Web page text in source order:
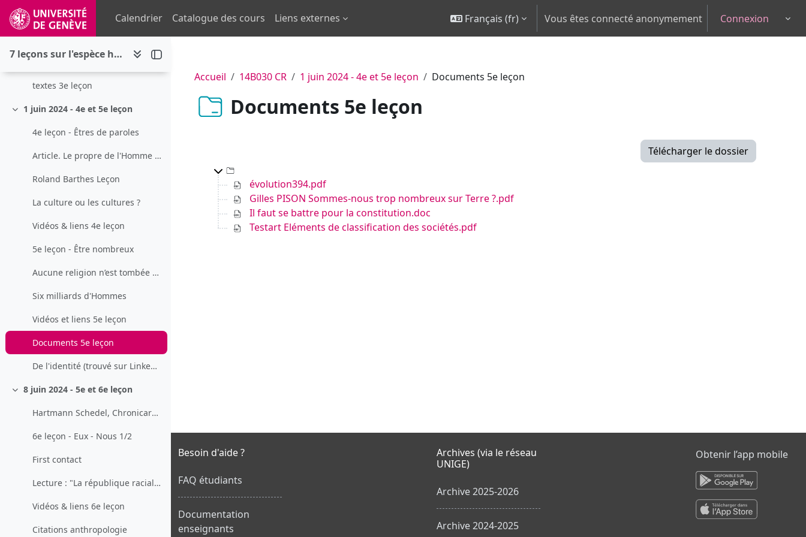
Passer au contenu principal
Calendrier
Catalogue des cours Liens externes Français ‎(fr)‎ Vous êtes connecté anonymement Connexion
7 leçons sur l'espèce humaine : spécificité, variabilité biologique, diversité culturelle et enjeux de société
Qu'est-ce que le language humain ?
Combien de cultures différentes dans le monde ?
3e leçon - Êtres indéterminés
textes 3e leçon
Replier
1 juin 2024 - 4e et 5e leçon
4e leçon - Êtres de paroles
Article. Le propre de l'Homme : le verbe
Roland Barthes Leçon
La culture ou les cultures ?
Vidéos & liens 4e leçon
5e leçon - Être nombreux
Aucune religion n’est tombée du ciel
Six milliards d'Hommes
Vidéos et liens 5e leçon
Documents 5e leçon
De l'identité (trouvé sur LinkedIn)
Replier
8 juin 2024 - 5e et 6e leçon
Hartmann Schedel, Chronicarum liber…, Norimbergae, 1493
6e leçon - Eux - Nous 1/2
First contact
Lecture : "La république raciale"
Vidéos & liens 6e leçon
Citations anthropologie
Accueil 14B030 CR 1 juin 2024 - 4e et 5e leçon Documents 5e leçon
Documents 5e leçon
Télécharger le dossier
évolution394.pdf
Gilles PISON Sommes-nous trop nombreux sur Terre ?.pdf
Il faut se battre pour la constitution.doc
Testart Eléments de classification des sociétés.pdf
Besoin d'aide ?
FAQ étudiants
Documentation
enseignants
Archives (via le réseau
UNIGE)
Archive 2025-2026
Archive 2024-2025
Obtenir l’app mobile